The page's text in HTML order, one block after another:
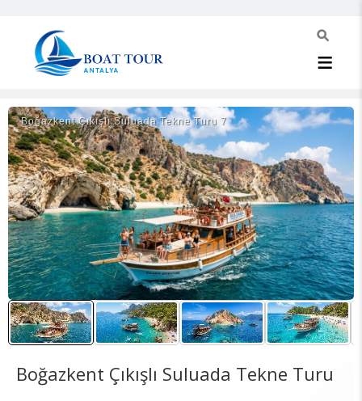
Boğazkent Çıkışlı Suluada Tekne Turu 7
Boğazkent Çıkışlı Suluada Tekne Turu